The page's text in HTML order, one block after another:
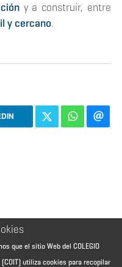
y a construir, entre
y cercano.
que el sitio Web del COLEGIO
(COIT) utiliza cookies para recopilar